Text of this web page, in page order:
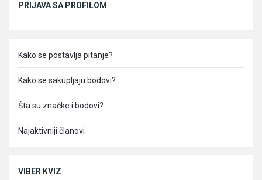
PRIJAVA SA PROFILOM
Kako se postavlja pitanje?
Kako se sakupljaju bodovi?
Šta su značke i bodovi?
Najaktivniji članovi
VIBER KVIZ